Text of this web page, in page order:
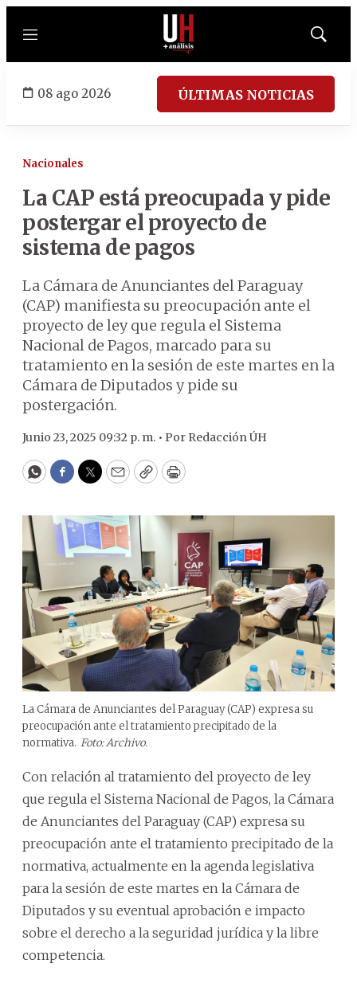
Menú
Mostrar
08 ago 2026 ÚLTIMAS NOTICIAS
Nacionales
La CAP está preocupada y pide
postergar el proyecto de
sistema de pagos
La Cámara de Anunciantes del Paraguay
(CAP) manifiesta su preocupación ante el
proyecto de ley que regula el Sistema
Nacional de Pagos, marcado para su
tratamiento en la sesión de este martes en la
Cámara de Diputados y pide su
postergación.
Junio 23, 2025 09:32 p. m. • Por Redacción ÚH
WhatsApp
Facebook
Twitter
EmailCopyPrint
La Cámara de Anunciantes del Paraguay (CAP) expresa su
preocupación ante el tratamiento precipitado de la
normativa. Foto: Archivo.
Con relación al tratamiento del proyecto de ley
que regula el Sistema Nacional de Pagos, la Cámara
de Anunciantes del Paraguay (CAP) expresa su
preocupación ante el tratamiento precipitado de la
normativa, actualmente en la agenda legislativa
para la sesión de este martes en la Cámara de
Diputados y su eventual aprobación e impacto
sobre el derecho a la seguridad jurídica y la libre
competencia.